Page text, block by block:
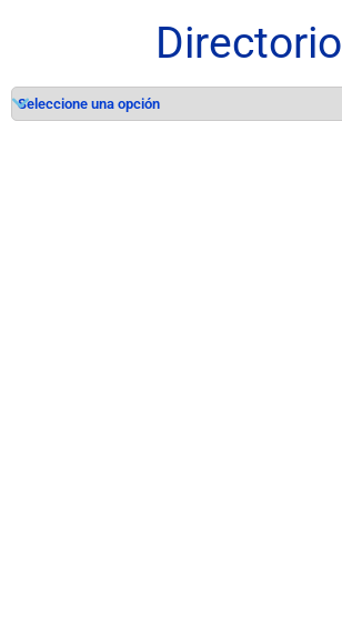
Directorio